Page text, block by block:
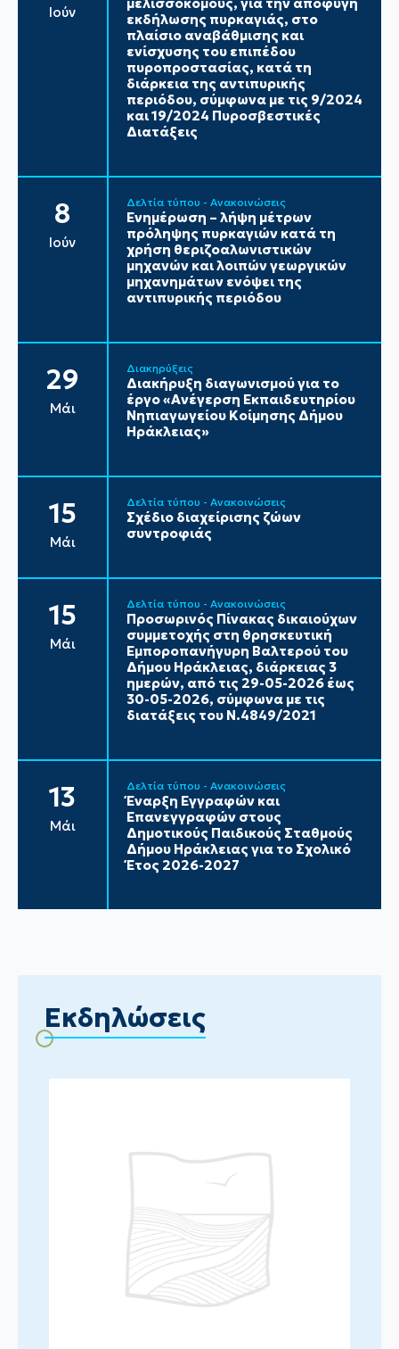
Ιούν
μελισσοκόμους, για την αποφυγή
εκδήλωσης πυρκαγιάς, στο
πλαίσιο αναβάθμισης και
ενίσχυσης του επιπέδου
πυροπροστασίας, κατά τη
διάρκεια της αντιπυρικής
περιόδου, σύμφωνα με τις 9/2024
και 19/2024 Πυροσβεστικές
Διατάξεις
8
Ιούν
Δελτία τύπου - Ανακοινώσεις
Ενημέρωση – λήψη μέτρων
πρόληψης πυρκαγιών κατά τη
χρήση θεριζοαλωνιστικών
μηχανών και λοιπών γεωργικών
μηχανημάτων ενόψει της
αντιπυρικής περιόδου
29
Μάι
Διακηρύξεις
Διακήρυξη διαγωνισμού για το
έργο «Ανέγερση Εκπαιδευτηρίου
Νηπιαγωγείου Κοίμησης Δήμου
Ηράκλειας»
15
Μάι
Δελτία τύπου - Ανακοινώσεις
Σχέδιο διαχείρισης ζώων
συντροφιάς
15
Μάι
Δελτία τύπου - Ανακοινώσεις
Προσωρινός Πίνακας δικαιούχων
συμμετοχής στη θρησκευτική
Εμποροπανήγυρη Βαλτερού του
Δήμου Ηράκλειας, διάρκειας 3
ημερών, από τις 29-05-2026 έως
30-05-2026, σύμφωνα με τις
διατάξεις του Ν.4849/2021
13
Μάι
Δελτία τύπου - Ανακοινώσεις
Έναρξη Εγγραφών και
Επανεγγραφών στους
Δημοτικούς Παιδικούς Σταθμούς
Δήμου Ηράκλειας για το Σχολικό
Έτος 2026-2027
Εκδηλώσεις